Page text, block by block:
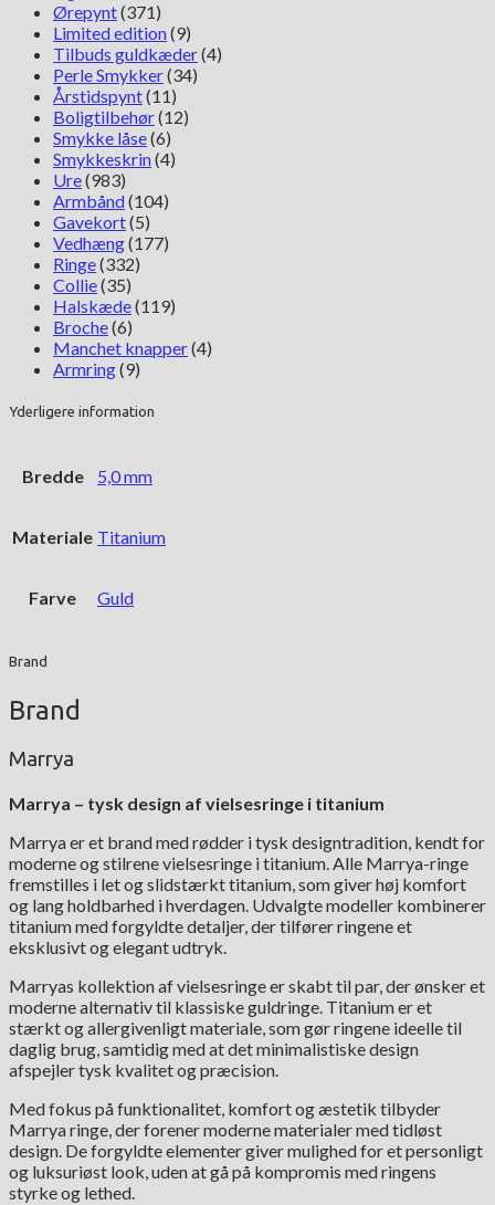
Ørepynt(371)
Limited edition(9)
Tilbuds guldkæder(4)
Perle Smykker(34)
Årstidspynt(11)
Boligtilbehør(12)
Smykke låse(6)
Smykkeskrin(4)
Ure(983)
Armbånd(104)
Gavekort(5)
Vedhæng(177)
Ringe(332)
Collie(35)
Halskæde(119)
Broche(6)
Manchet knapper(4)
Armring(9)
Yderligere information
Bredde 5,0 mm
Materiale Titanium
Farve Guld
Brand
Brand
Marrya
Marrya – tysk design af vielsesringe i titanium
Marrya er et brand med rødder i tysk designtradition, kendt for
moderne og stilrene vielsesringe i titanium. Alle Marrya-ringe
fremstilles i let og slidstærkt titanium, som giver høj komfort
og lang holdbarhed i hverdagen. Udvalgte modeller kombinerer
titanium med forgyldte detaljer, der tilfører ringene et
eksklusivt og elegant udtryk.
Marryas kollektion af vielsesringe er skabt til par, der ønsker et
moderne alternativ til klassiske guldringe. Titanium er et
stærkt og allergivenligt materiale, som gør ringene ideelle til
daglig brug, samtidig med at det minimalistiske design
afspejler tysk kvalitet og præcision.
Med fokus på funktionalitet, komfort og æstetik tilbyder
Marrya ringe, der forener moderne materialer med tidløst
design. De forgyldte elementer giver mulighed for et personligt
og luksuriøst look, uden at gå på kompromis med ringens
styrke og lethed.